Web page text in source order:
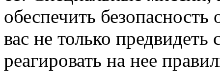
обеспечить
вас не только
реагировать на нее